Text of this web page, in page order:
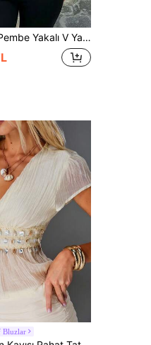
Yaprak Kollu Dar Kesim Bluz, İnce Gösteren Kısa Kollu Üst, Yaz İçin Nefes Alan
Bluzlar